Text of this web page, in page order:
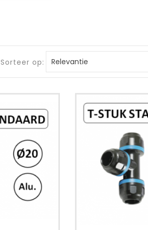
Sorteer op: Relevantie